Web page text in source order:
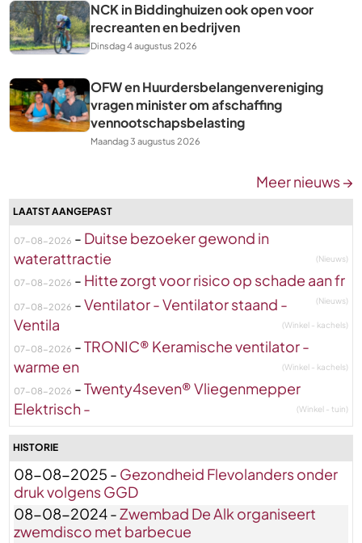
NCK in Biddinghuizen ook open voor
recreanten en bedrijven
Dinsdag 4 augustus 2026
OFW en Huurdersbelangenvereniging
vragen minister om afschaffing
vennootschapsbelasting
Maandag 3 augustus 2026
Meer nieuws →
LAATST AANGEPAST
07-08-2026 - Duitse bezoeker gewond in
waterattractie
(Nieuws)
07-08-2026 - Hitte zorgt voor risico op schade aan fr
(Nieuws)
07-08-2026 -Ventilator - Ventilator staand -
Ventila
(Winkel - kachels)
07-08-2026 -TRONIC® Keramische ventilator -
warme en
(Winkel - kachels)
07-08-2026 -Twenty4seven® Vliegenmepper
Elektrisch -
(Winkel - tuin)
HISTORIE
08-08-2025 - Gezondheid Flevolanders onder
druk volgens GGD
08-08-2024 -Zwembad De Alk organiseert
zwemdisco met barbecue